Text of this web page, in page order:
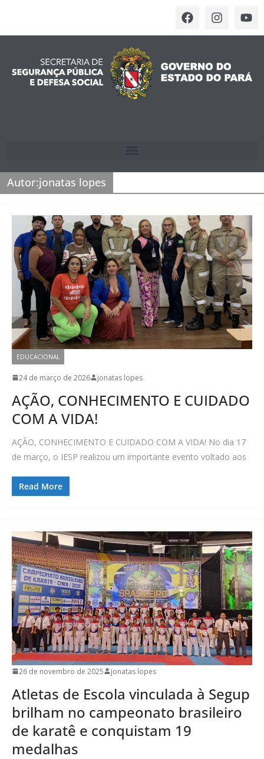
Autor:jonatas lopes
EDUCACIONAL
24 de março de 2026 jonatas lopes
AÇÃO, CONHECIMENTO E CUIDADO
COM A VIDA!
AÇÃO, CONHECIMENTO E CUIDADO COM A VIDA! No dia 17
de março, o IESP realizou um importante evento voltado aos
Read More
26 de novembro de 2025 jonatas lopes
Atletas de Escola vinculada à Segup
brilham no campeonato brasileiro
de karatê e conquistam 19
medalhas